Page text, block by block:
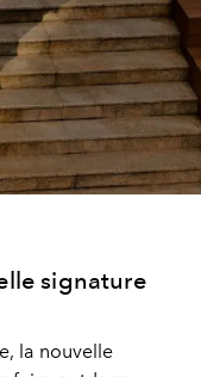
signature
la nouvelle